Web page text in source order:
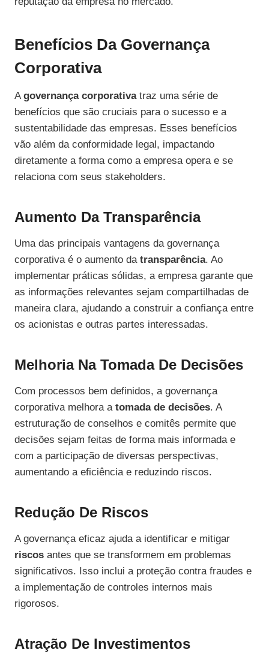
Benefícios Da Governança
Corporativa
Agovernança corporativatraz uma série de
benefícios que são cruciais para o sucesso e a
sustentabilidade das empresas. Esses benefícios
vão além da conformidade legal, impactando
diretamente a forma como a empresa opera e se
relaciona com seus stakeholders.
Aumento Da Transparência
Uma das principais vantagens da governança
corporativa é o aumento da transparência. Ao
implementar práticas sólidas, a empresa garante que
as informações relevantes sejam compartilhadas de
maneira clara, ajudando a construir a confiança entre
os acionistas e outras partes interessadas.
Melhoria Na Tomada De Decisões
Com processos bem definidos, a governança
corporativa melhora a tomada de decisões. A
estruturação de conselhos e comitês permite que
decisões sejam feitas de forma mais informada e
com a participação de diversas perspectivas,
aumentando a eficiência e reduzindo riscos.
Redução De Riscos
A governança eficaz ajuda a identificar e mitigar
riscos antes que se transformem em problemas
significativos. Isso inclui a proteção contra fraudes e
a implementação de controles internos mais
rigorosos.
Atração De Investimentos